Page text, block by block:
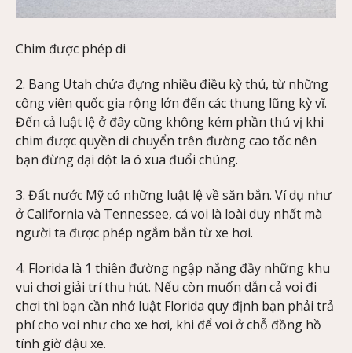
Chim được phép di
2. Bang Utah chứa đựng nhiều điều kỳ thú, từ những
công viên quốc gia rộng lớn đến các thung lũng kỳ vĩ.
Đến cả luật lệ ở đây cũng không kém phần thú vị khi
chim được quyền di chuyển trên đường cao tốc nên
bạn đừng dại dột la ó xua đuổi chúng.
3. Đất nước Mỹ có những luật lệ về săn bắn. Ví dụ như
ở California và Tennessee, cá voi là loài duy nhất mà
người ta được phép ngắm bắn từ xe hơi.
4. Florida là 1 thiên đường ngập nắng đầy những khu
vui chơi giải trí thu hút. Nếu còn muốn dẫn cả voi đi
chơi thì bạn cần nhớ luật Florida quy định bạn phải trả
phí cho voi như cho xe hơi, khi để voi ở chỗ đồng hồ
tính giờ đậu xe.